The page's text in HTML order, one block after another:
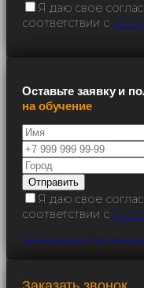
Я даю свое
соответствии с
Оставьте заявку и
на обучение
Я даю свое
соответствии с
Политика